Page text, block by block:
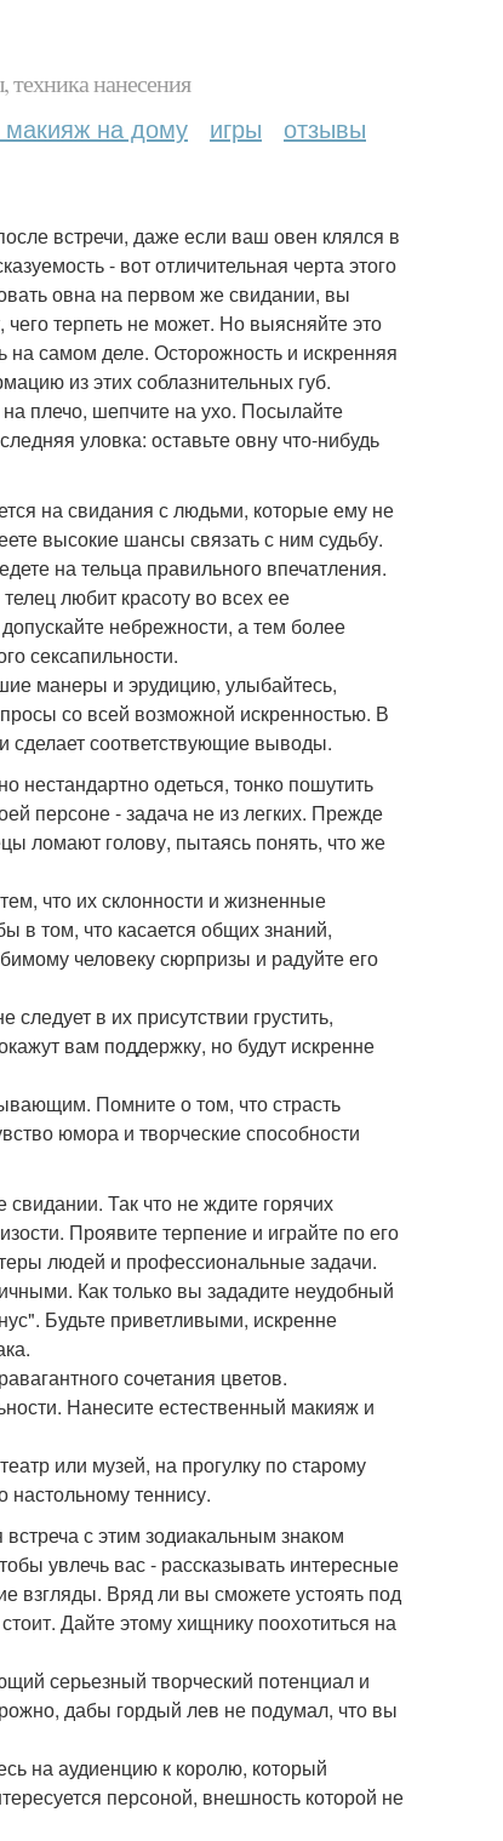
нанесения
макияж на дому игры отзывы
встречи, даже если ваш овен клялся в
- вот отличительная черта этого
овна на первом же свидании, вы
терпеть не может. Но выясняйте это
на самом деле. Осторожность и искренняя
из этих соблазнительных губ.
плечо, шепчите на ухо. Посылайте
уловка: оставьте овну что-нибудь
на свидания с людьми, которые ему не
высокие шансы связать с ним судьбу.
на тельца правильного впечатления.
любит красоту во всех ее
небрежности, а тем более
сексапильности.
манеры и эрудицию, улыбайтесь,
со всей возможной искренностью. В
сделает соответствующие выводы.
нестандартно одеться, тонко пошутить
персоне - задача не из легких. Прежде
ломают голову, пытаясь понять, что же
что их склонности и жизненные
в том, что касается общих знаний,
человеку сюрпризы и радуйте его
в их присутствии грустить,
вам поддержку, но будут искренне
Помните о том, что страсть
юмора и творческие способности
Так что не ждите горячих
Проявите терпение и играйте по его
людей и профессиональные задачи.
Как только вы зададите неудобный
Будьте приветливыми, искренне
сочетания цветов.
Нанесите естественный макияж и
или музей, на прогулку по старому
настольному теннису.
с этим зодиакальным знаком
увлечь вас - рассказывать интересные
взгляды. Вряд ли вы сможете устоять под
Дайте этому хищнику поохотиться на
серьезный творческий потенциал и
дабы гордый лев не подумал, что вы
на аудиенцию к королю, который
персоной, внешность которой не